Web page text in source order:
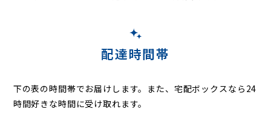
配達時間帯
下の表の時間帯でお届けします。また、宅配ボックスなら24
時間好きな時間に受け取れます。